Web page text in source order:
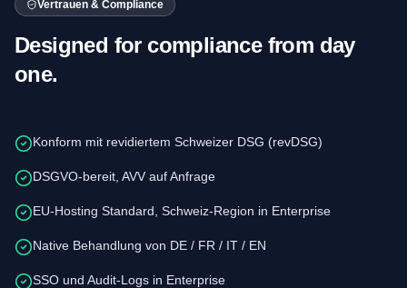
Vertrauen & Compliance
Designed for compliance from day
one.
Konform mit revidiertem Schweizer DSG (revDSG)
DSGVO-bereit, AVV auf Anfrage
EU-Hosting Standard, Schweiz-Region in Enterprise
Native Behandlung von DE / FR / IT / EN
SSO und Audit-Logs in Enterprise